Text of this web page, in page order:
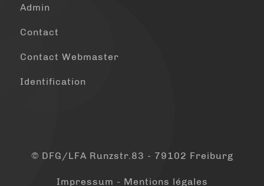
Admin
Contact
Contact Webmaster
Identification
© DFG/LFA Runzstr.83 - 79102 Freiburg
Impressum - Mentions légales